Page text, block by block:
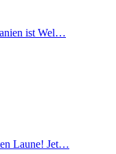
ist Wel…
Laune! Jet…